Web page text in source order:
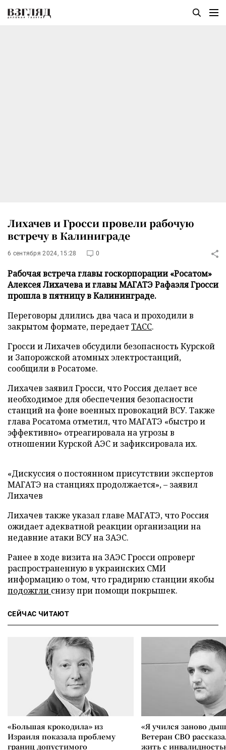
Лихачев и Гросси провели рабочую
встречу в Калиниграде
6 сентября 2024, 15:28 0
Рабочая встреча главы госкорпорации «Росатом»
Алексея Лихачева и главы МАГАТЭ Рафаэля Гросси
прошла в пятницу в Калининграде.
Переговоры длились два часа и проходили в
закрытом формате, передаетТАСС.
Гросси и Лихачев обсудили безопасность Курской
и Запорожской атомных электростанций,
сообщили в Росатоме.
Лихачев заявил Гросси, что Россия делает все
необходимое для обеспечения безопасности
станций на фоне военных провокаций ВСУ. Также
глава Росатома отметил, что МАГАТЭ «быстро и
эффективно» отреагировала на угрозы в
отношении Курской АЭС и зафиксировала их.
«Дискуссия о постоянном присутствии экспертов
МАГАТЭ на станциях продолжается», – заявил
Лихачев
Лихачев также указал главе МАГАТЭ, что Россия
ожидает адекватной реакции организации на
недавние атаки ВСУ на ЗАЭС.
Ранее в ходе визита на ЗАЭС Гросси опроверг
распространенную в украинских СМИ
информацию о том, что градирню станции якобы
подожгли снизу при помощи покрышек.
СЕЙЧАС ЧИТАЮТ
«Большая крокодила» из
Израиля показала проблему
границ допустимого
«Я учился заново
Ветеран СВО
жить с